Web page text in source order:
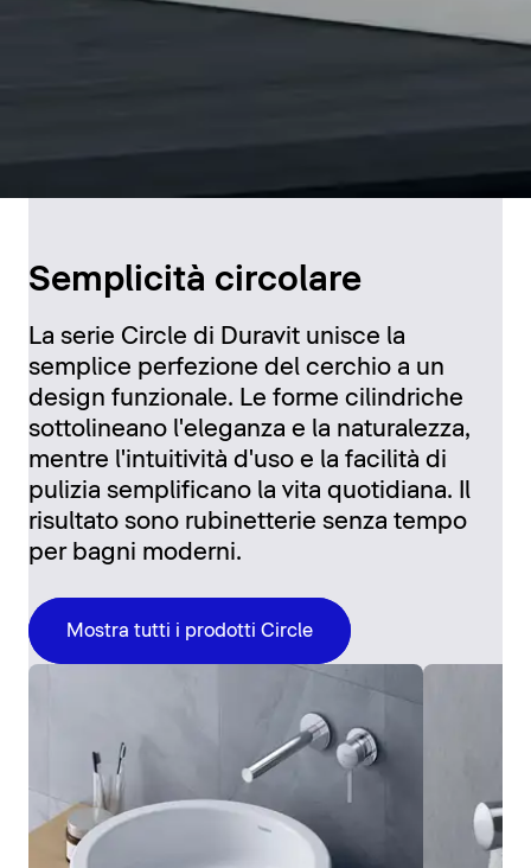
Semplicità circolare
La serie Circle di Duravit unisce la
semplice perfezione del cerchio a un
design funzionale. Le forme cilindriche
sottolineano l'eleganza e la naturalezza,
mentre l'intuitività d'uso e la facilità di
pulizia semplificano la vita quotidiana. Il
risultato sono rubinetterie senza tempo
per bagni moderni.
Mostra tutti i prodotti Circle